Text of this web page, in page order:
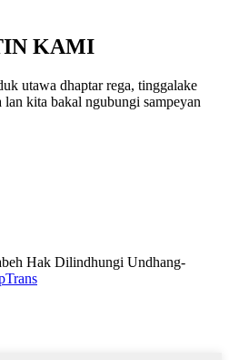
KAMI
utawa dhaptar rega, tinggalake
kita bakal ngubungi sampeyan
Hak Dilindhungi Undhang-